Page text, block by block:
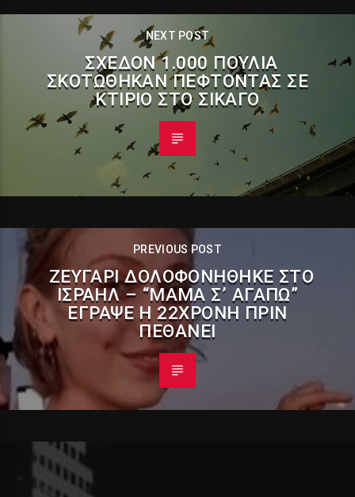
NEXT POST
ΣΧΕΔΌΝ 1.000 ΠΟΥΛΙΆ
ΣΚΟΤΏΘΗΚΑΝ ΠΈΦΤΟΝΤΑΣ ΣΕ
ΚΤΊΡΙΟ ΣΤΟ ΣΙΚΆΓΟ
PREVIOUS POST
ΖΕΥΓΆΡΙ ΔΟΛΟΦΟΝΉΘΗΚΕ ΣΤΟ
ΙΣΡΑΉΛ – “ΜΑΜΆ Σ’ ΑΓΑΠΏ”
ΈΓΡΑΨΕ Η 22ΧΡΟΝΗ ΠΡΙΝ
ΠΕΘΆΝΕΙ